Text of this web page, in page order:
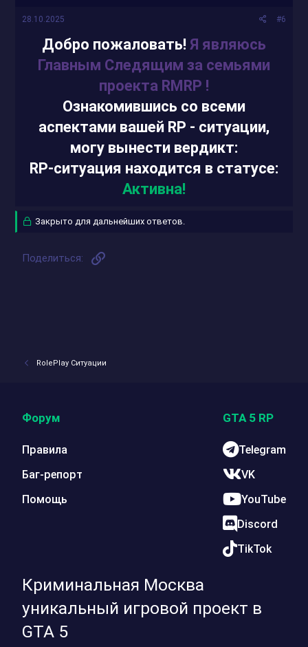
следующие аспекты в вашей RP-
28.10.2025 #6
Добро пожаловать! Я являюсь
Главным Следящим за семьями
проекта RMRP !
Ознакомившись со всеми
аспектами вашей RP - cитуации,
могу вынести вердикт:
RP-ситуация находится в статусе:
Активна!
Закрыто для дальнейших ответов.
Поделиться:
RolePlay Ситуации
Криминальная Москва
уникальный игровой проект в
GTA 5
Форум
Правила
Баг-репорт
Помощь
GTA 5 RP
Telegram
VK
YouTube
Discord
TikTok